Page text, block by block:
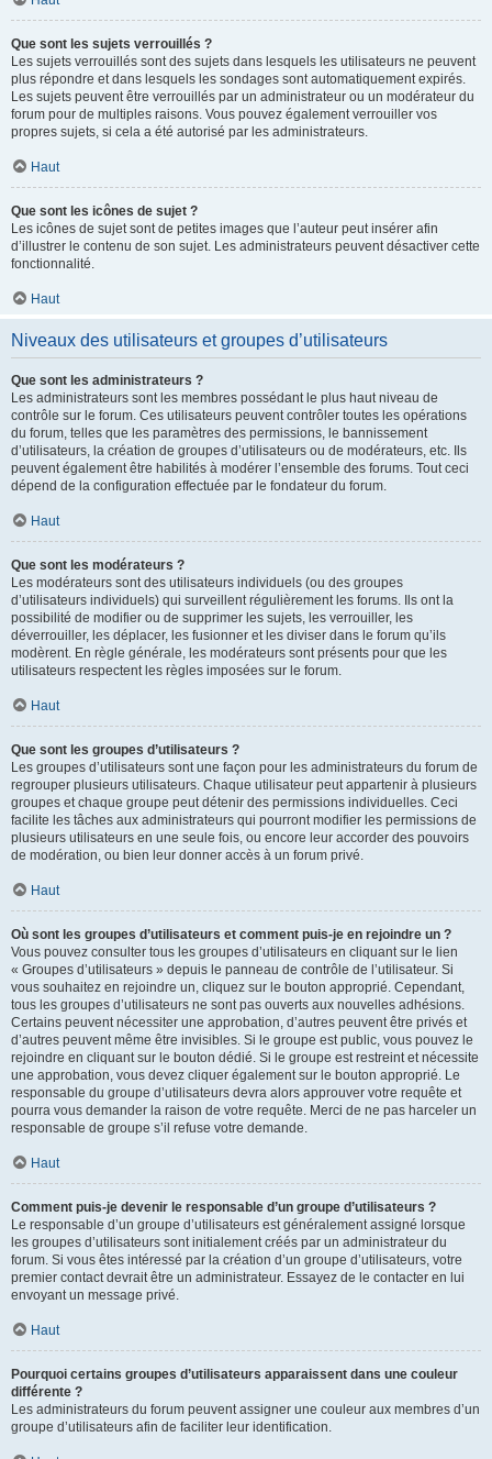
Que sont les sujets verrouillés ?
Les sujets verrouillés sont des sujets dans lesquels les utilisateurs ne peuvent
plus répondre et dans lesquels les sondages sont automatiquement expirés.
Les sujets peuvent être verrouillés par un administrateur ou un modérateur du
forum pour de multiples raisons. Vous pouvez également verrouiller vos
propres sujets, si cela a été autorisé par les administrateurs.
Haut
Que sont les icônes de sujet ?
Les icônes de sujet sont de petites images que l’auteur peut insérer afin
d’illustrer le contenu de son sujet. Les administrateurs peuvent désactiver cette
fonctionnalité.
Haut
Niveaux des utilisateurs et groupes d’utilisateurs
Que sont les administrateurs ?
Les administrateurs sont les membres possédant le plus haut niveau de
contrôle sur le forum. Ces utilisateurs peuvent contrôler toutes les opérations
du forum, telles que les paramètres des permissions, le bannissement
d’utilisateurs, la création de groupes d’utilisateurs ou de modérateurs, etc. Ils
peuvent également être habilités à modérer l’ensemble des forums. Tout ceci
dépend de la configuration effectuée par le fondateur du forum.
Haut
Que sont les modérateurs ?
Les modérateurs sont des utilisateurs individuels (ou des groupes
d’utilisateurs individuels) qui surveillent régulièrement les forums. Ils ont la
possibilité de modifier ou de supprimer les sujets, les verrouiller, les
déverrouiller, les déplacer, les fusionner et les diviser dans le forum qu’ils
modèrent. En règle générale, les modérateurs sont présents pour que les
utilisateurs respectent les règles imposées sur le forum.
Haut
Que sont les groupes d’utilisateurs ?
Les groupes d’utilisateurs sont une façon pour les administrateurs du forum de
regrouper plusieurs utilisateurs. Chaque utilisateur peut appartenir à plusieurs
groupes et chaque groupe peut détenir des permissions individuelles. Ceci
facilite les tâches aux administrateurs qui pourront modifier les permissions de
plusieurs utilisateurs en une seule fois, ou encore leur accorder des pouvoirs
de modération, ou bien leur donner accès à un forum privé.
Haut
Où sont les groupes d’utilisateurs et comment puis-je en rejoindre un ?
Vous pouvez consulter tous les groupes d’utilisateurs en cliquant sur le lien
« Groupes d’utilisateurs » depuis le panneau de contrôle de l’utilisateur. Si
vous souhaitez en rejoindre un, cliquez sur le bouton approprié. Cependant,
tous les groupes d’utilisateurs ne sont pas ouverts aux nouvelles adhésions.
Certains peuvent nécessiter une approbation, d’autres peuvent être privés et
d’autres peuvent même être invisibles. Si le groupe est public, vous pouvez le
rejoindre en cliquant sur le bouton dédié. Si le groupe est restreint et nécessite
une approbation, vous devez cliquer également sur le bouton approprié. Le
responsable du groupe d’utilisateurs devra alors approuver votre requête et
pourra vous demander la raison de votre requête. Merci de ne pas harceler un
responsable de groupe s’il refuse votre demande.
Haut
Comment puis-je devenir le responsable d’un groupe d’utilisateurs ?
Le responsable d’un groupe d’utilisateurs est généralement assigné lorsque
les groupes d’utilisateurs sont initialement créés par un administrateur du
forum. Si vous êtes intéressé par la création d’un groupe d’utilisateurs, votre
premier contact devrait être un administrateur. Essayez de le contacter en lui
envoyant un message privé.
Haut
Pourquoi certains groupes d’utilisateurs apparaissent dans une couleur
différente ?
Les administrateurs du forum peuvent assigner une couleur aux membres d’un
groupe d’utilisateurs afin de faciliter leur identification.